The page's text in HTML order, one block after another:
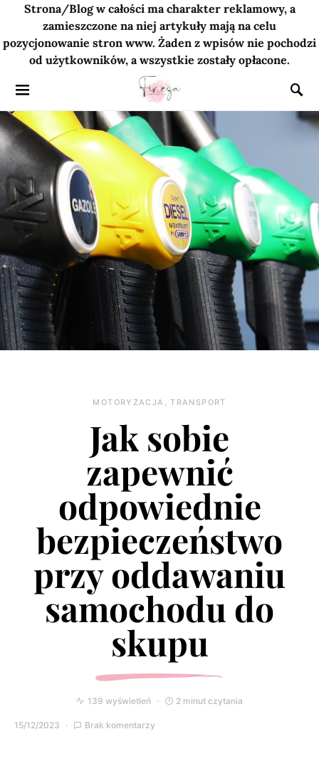
Strona/Blog w całości ma charakter reklamowy, a
zamieszczone na niej artykuły mają na celu
pozycjonowanie stron www. Żaden z wpisów nie pochodzi
od użytkowników, a wszystkie zostały opłacone.
MOTORYZACJA, TRANSPORT
Jak sobie
zapewnić
odpowiednie
bezpieczeństwo
przy oddawaniu
samochodu do
skupu
139 wyświetleń 2 minut czytania
15/12/2023 Brak komentarzy